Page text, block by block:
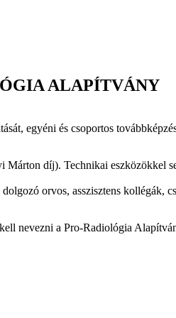
ALAPÍTVÁNY
egyéni és csoportos
Márton díj). Technikai eszközökkel
orvos, asszisztens kollégák,
nevezni a Pro-Radiológia